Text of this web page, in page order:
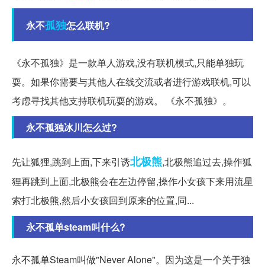
永不孤独怎么联机?
《永不孤独》是一款单人游戏,没有联机模式,只能单独玩
耍。如果你需要与其他人在线交流或者进行游戏联机,可以
考虑寻找其他支持联机玩耍的游戏。 《永不孤独》。
永不孤独冰川怎么过?
先让狐狸,跳到上面,下来引诱北极熊,北极熊追过去,操作狐
狸再跳到上面,北极熊会在左边停留,操作小女孩下来用流星
索打北极熊,然后小女孩回到原来的位置,同...
永不孤单steam叫什么?
永不孤单Steam叫做"Never Alone"。因为这是一个关于独